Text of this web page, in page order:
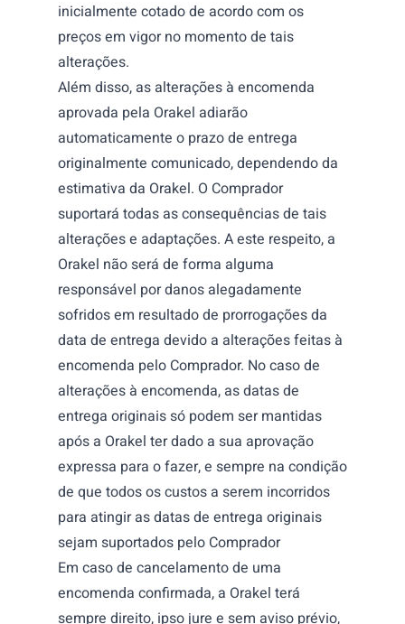
inicialmente cotado de acordo com os
preços em vigor no momento de tais
alterações.
Além disso, as alterações à encomenda
aprovada pela Orakel adiarão
automaticamente o prazo de entrega
originalmente comunicado, dependendo da
estimativa da Orakel. O Comprador
suportará todas as consequências de tais
alterações e adaptações. A este respeito, a
Orakel não será de forma alguma
responsável por danos alegadamente
sofridos em resultado de prorrogações da
data de entrega devido a alterações feitas à
encomenda pelo Comprador. No caso de
alterações à encomenda, as datas de
entrega originais só podem ser mantidas
após a Orakel ter dado a sua aprovação
expressa para o fazer, e sempre na condição
de que todos os custos a serem incorridos
para atingir as datas de entrega originais
sejam suportados pelo Comprador
Em caso de cancelamento de uma
encomenda confirmada, a Orakel terá
sempre direito, ipso jure e sem aviso prévio,